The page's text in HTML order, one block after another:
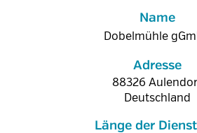
Name
Dobelmühle
Adresse
88326
Deutschland
Länge der